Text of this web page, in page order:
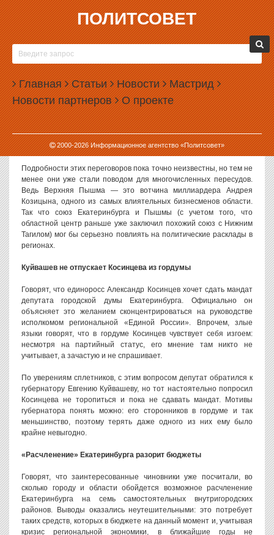
ПОЛИТСОВЕТ
Главная Статьи Новости Мастрид
Новости партнеров О проекте
2000-2026Информационное агентство «Политсовет»
21.11.2014, 17:59
СЛУХИ И ВЕРСИИ, 21 НОЯБРЯ
Якоб и Высокинский заключат союз с Верхней Пышмой
Говорят, что глава администрации Екатеринбурга Александр
Якоб и его заместитель Александр Высокинский на этой неделе
были замечены в Верхней Пышме. По слухам, они обсуждали с
руководством города стратегии совместных действий как в
экономическом, так и в политическом аспектах.
Подробности этих переговоров пока точно неизвестны, но тем не
менее они уже стали поводом для многочисленных пересудов.
Ведь Верхняя Пышма — это вотчина миллиардера Андрея
Козицына, одного из самых влиятельных бизнесменов области.
Так что союз Екатеринбурга и Пышмы (с учетом того, что
областной центр раньше уже заключил похожий союз с Нижним
Тагилом) мог бы серьезно повлиять на политические расклады в
регионах.
Куйвашев не отпускает Косинцева из гордумы
Говорят, что единоросс Александр Косинцев хочет сдать мандат
депутата городской думы Екатеринбурга. Официально он
объясняет это желанием сконцентрироваться на руководстве
исполкомом региональной «Единой России». Впрочем, злые
языки говорят, что в гордуме Косинцев чувствует себя изгоем:
несмотря на партийный статус, его мнение там никто не
учитывает, а зачастую и не спрашивает.
По уверениям сплетников, с этим вопросом депутат обратился к
губернатору Евгению Куйвашеву, но тот настоятельно попросил
Косинцева не торопиться и пока не сдавать мандат. Мотивы
губернатора понять можно: его сторонников в гордуме и так
меньшинство, поэтому терять даже одного из них ему было
крайне невыгодно.
«Расчленение» Екатеринбурга разорит бюджеты
Говорят, что заинтересованные чиновники уже посчитали, во
сколько городу и области обойдется возможное расчленение
Екатеринбурга на семь самостоятельных внутригородских
районов. Выводы оказались неутешительными: это потребует
таких средств, которых в бюджете на данный момент и, учитывая
кризис региональной экономики, в ближайшие годы не